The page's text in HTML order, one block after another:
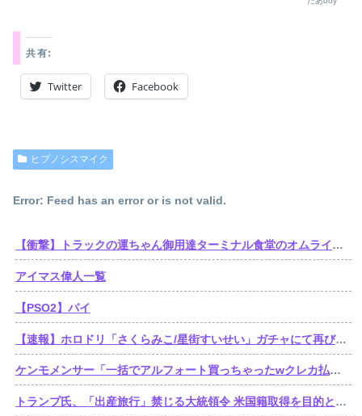
共有:
Twitter Facebook
ヒプノシスマイク
Error: Feed has an error or is not valid.
【衝撃】トラックの運ちゃん御用達ターミナル食堂のオムライスが強すぎるｗｗｗｗｗ(※画像あり)
アイマス偉人一覧
【PSO2】パイ
【速報】ホロドリ「さくらみこ/星街すいせい」ガチャにて再びセルラン1位達成！
ケンモメンサー「一括でアルフォート買っちゃったwクレカ払いで来月の俺ごめんねー」銀行「デビットカードなんで即時引き落としです」
トランプ氏、「出産旅行」禁じる大統領令 米国籍取得を目的とした中国人らの渡米を問題視